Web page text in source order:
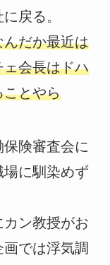
戻る。
だか最近は
会長はドハ
ことやら
険審査会に
に馴染めず
ン教授がお
では浮気調